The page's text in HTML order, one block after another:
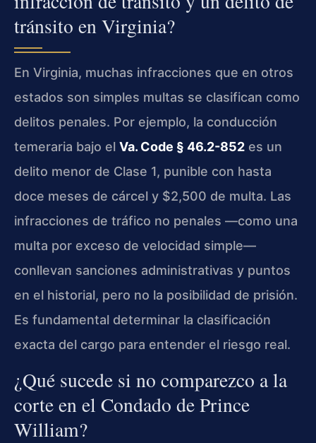
tránsito en Virginia?
En Virginia, muchas infracciones que en otros
estados son simples multas se clasifican como
delitos penales. Por ejemplo, la conducción
temeraria bajo el Va. Code § 46.2-852 es un
delito menor de Clase 1, punible con hasta
doce meses de cárcel y $2,500 de multa. Las
infracciones de tráfico no penales —como una
multa por exceso de velocidad simple—
conllevan sanciones administrativas y puntos
en el historial, pero no la posibilidad de prisión.
Es fundamental determinar la clasificación
exacta del cargo para entender el riesgo real.
¿Qué sucede si no comparezco a la
corte en el Condado de Prince
William?